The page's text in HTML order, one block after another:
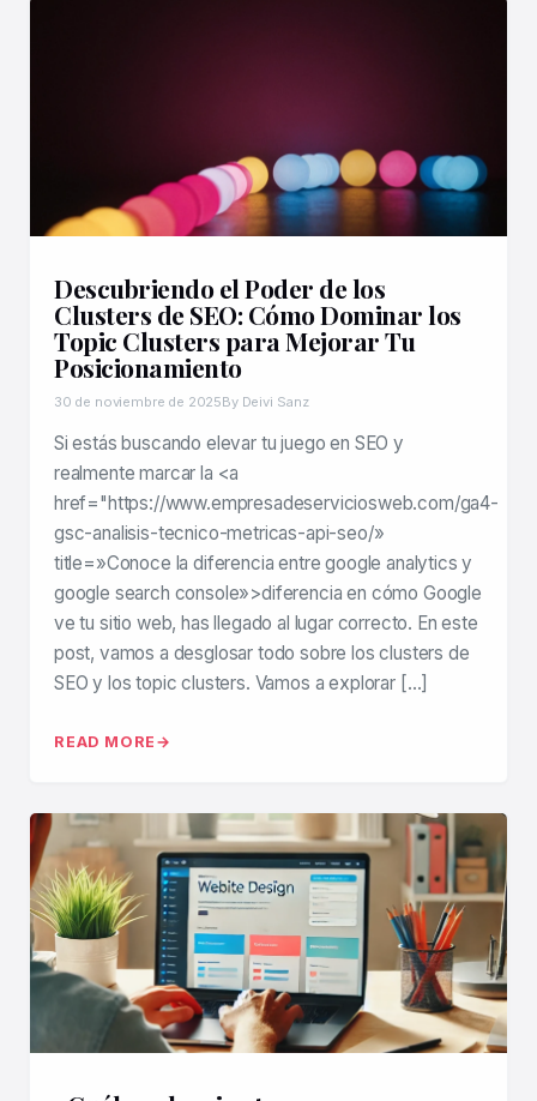
Descubriendo el Poder de los
Clusters de SEO: Cómo Dominar los
Topic Clusters para Mejorar Tu
Posicionamiento
30 de noviembre de 2025By Deivi Sanz
Si estás buscando elevar tu juego en SEO y
realmente marcar la <a
href="https://www.empresadeserviciosweb.com/ga4-
gsc-analisis-tecnico-metricas-api-seo/»
title=»Conoce la diferencia entre google analytics y
google search console»>diferencia en cómo Google
ve tu sitio web, has llegado al lugar correcto. En este
post, vamos a desglosar todo sobre los clusters de
SEO y los topic clusters. Vamos a explorar […]
READ MORE